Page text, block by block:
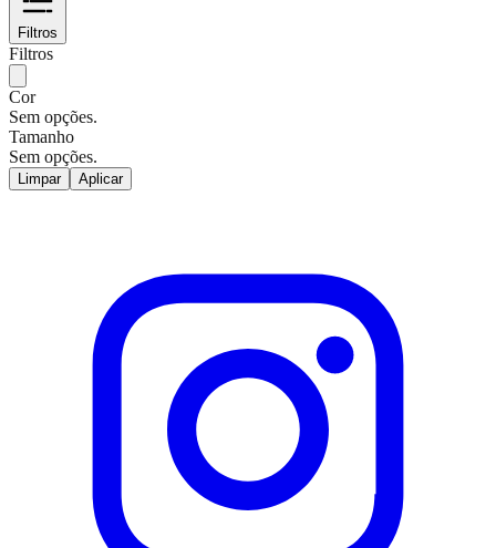
Filtros
Filtros
Cor
Sem opções.
Tamanho
Sem opções.
Limpar Aplicar